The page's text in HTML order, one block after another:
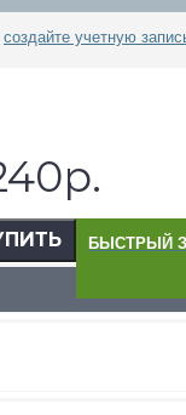
создайте учетную
БЫСТРЫЙ